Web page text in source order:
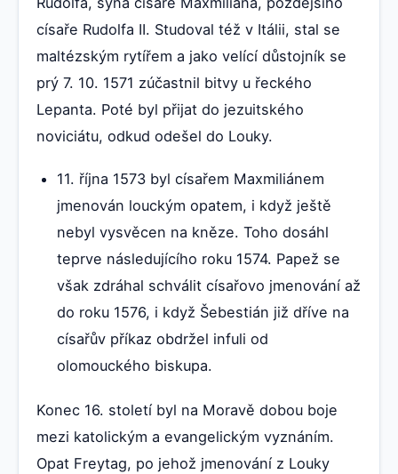
císaře Rudolfa II. Studoval též v Itálii, stal se
maltézským rytířem a jako velící důstojník se
prý 7. 10. 1571 zúčastnil bitvy u řeckého
Lepanta. Poté byl přijat do jezuitského
noviciátu, odkud odešel do Louky.
11. října 1573 byl císařem Maxmiliánem
jmenován louckým opatem, i když ještě
nebyl vysvěcen na kněze. Toho dosáhl
teprve následujícího roku 1574. Papež se
však zdráhal schválit císařovo jmenování až
do roku 1576, i když Šebestián již dříve na
císařův příkaz obdržel infuli od
olomouckého biskupa.
Konec 16. století byl na Moravě dobou boje
mezi katolickým a evangelickým vyznáním.
Opat Freytag, po jehož jmenování z Louky